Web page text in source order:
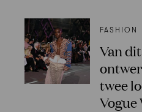
FASHION
Van
twee
Vogue